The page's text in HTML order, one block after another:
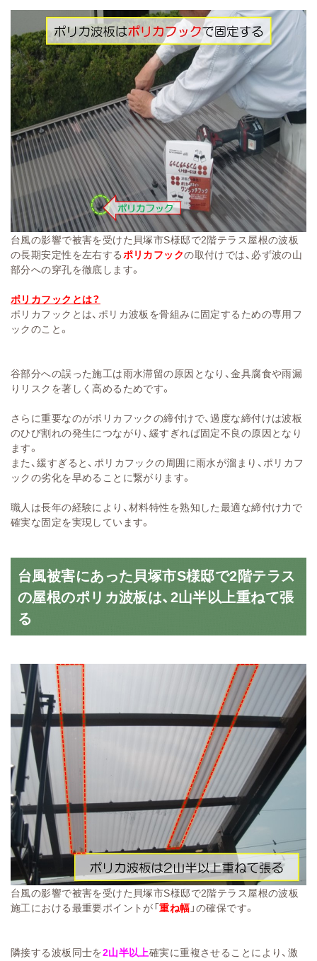
台風の影響で被害を受けた貝塚市S様邸で2階テラス屋根の波板
の長期安定性を左右するポリカフックの取付けでは、必ず波の山
部分への穿孔を徹底します。
ポリカフックとは？
ポリカフックとは、ポリカ波板を骨組みに固定するための専用フ
ックのこと。
谷部分への誤った施工は雨水滞留の原因となり、金具腐食や雨漏
りリスクを著しく高めるためです。
さらに重要なのがポリカフックの締付けで、過度な締付けは波板
のひび割れの発生につながり、緩すぎれば固定不良の原因となり
ます。
また、緩すぎると、ポリカフックの周囲に雨水が溜まり、ポリカフ
ックの劣化を早めることに繋がります。
職人は長年の経験により、材料特性を熟知した最適な締付け力で
確実な固定を実現しています。
台風被害にあった貝塚市S様邸で2階テラス
の屋根のポリカ波板は、2山半以上重ねて張
る
台風の影響で被害を受けた貝塚市S様邸で2階テラス屋根の波板
施工における最重要ポイントが「重ね幅 」の確保です。
隣接する波板同士を2山半以上確実に重複させることにより、激